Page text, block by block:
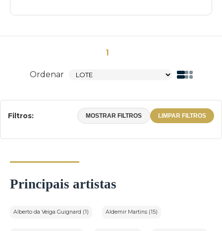
1
Ordenar
Filtros: MOSTRAR FILTROS LIMPAR FILTROS
Principais artistas
Alberto da Veiga Guignard (1) Aldemir Martins (15)